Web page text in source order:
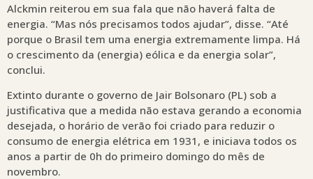
Alckmin reiterou em sua fala que não haverá falta de
energia. “Mas nós precisamos todos ajudar”, disse. “Até
porque o Brasil tem uma energia extremamente limpa. Há
o crescimento da (energia) eólica e da energia solar”,
conclui.
Extinto durante o governo de Jair Bolsonaro (PL) sob a
justificativa que a medida não estava gerando a economia
desejada, o horário de verão foi criado para reduzir o
consumo de energia elétrica em 1931, e iniciava todos os
anos a partir de 0h do primeiro domingo do mês de
novembro.